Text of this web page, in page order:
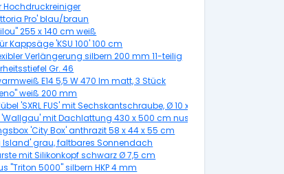
Hochdruckreiniger
Pro' blau/braun
255 x 140 cm weiß
Kappsäge 'KSU 100' 100 cm
Verlängerung silbern 200 mm 11-teilig
Gr. 46
E14 5,5 W 470 lm matt, 3 Stück
weiß 200 mm
'SXRL FUS' mit Sechskantschraube, Ø 10 x 60 mm, 50 Stück
'Wallgau' mit Dachlattung 430 x 500 cm nussbaum
'City Box' anthrazit 58 x 44 x 55 cm
Island' grau, faltbares Sonnendach
mit Silikonkopf schwarz Ø 7,5 cm
"Triton 5000" silbern HKP 4 mm